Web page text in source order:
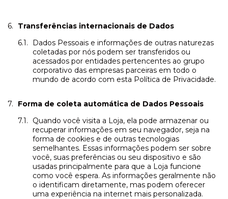
Transferências internacionais de Dados
Dados Pessoais e informações de outras naturezas
coletadas por nós podem ser transferidos ou
acessados por entidades pertencentes ao grupo
corporativo das empresas parceiras em todo o
mundo de acordo com esta Política de Privacidade.
Forma de coleta automática de Dados Pessoais
Quando você visita a Loja, ela pode armazenar ou
recuperar informações em seu navegador, seja na
forma de cookies e de outras tecnologias
semelhantes. Essas informações podem ser sobre
você, suas preferências ou seu dispositivo e são
usadas principalmente para que a Loja funcione
como você espera. As informações geralmente não
o identificam diretamente, mas podem oferecer
uma experiência na internet mais personalizada.